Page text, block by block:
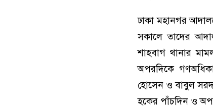
ঢাকা মহানগর
সকালে তাদের
শাহবাগ থানার
অপরদিকে
হোসেন ও বাবুল
হকের পাঁচদিন ও